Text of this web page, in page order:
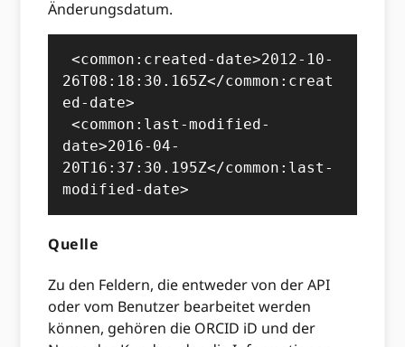
Änderungsdatum.
<common:created-date>2012-10-
26T08:18:30.165Z</common:creat
ed-date>
<common:last-modified-
date>2016-04-
20T16:37:30.195Z</common:last-
modified-date>
Quelle
Zu den Feldern, die entweder von der API
oder vom Benutzer bearbeitet werden
können, gehören die ORCID iD und der